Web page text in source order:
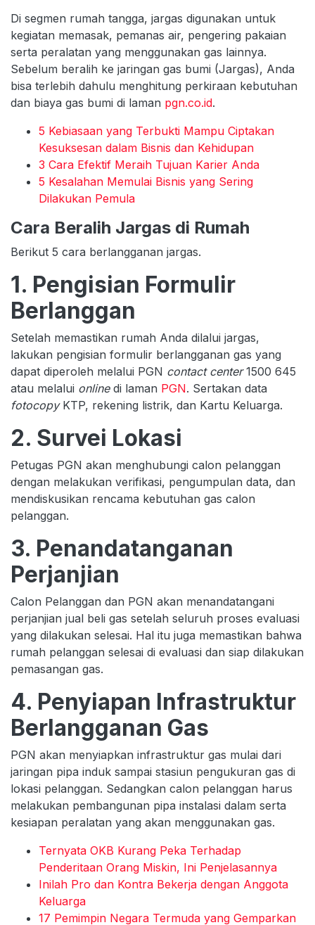
Di segmen rumah tangga, jargas digunakan untuk
kegiatan memasak, pemanas air, pengering pakaian
serta peralatan yang menggunakan gas lainnya.
Sebelum beralih ke jaringan gas bumi (Jargas), Anda
bisa terlebih dahulu menghitung perkiraan kebutuhan
dan biaya gas bumi di laman pgn.co.id.
5 Kebiasaan yang Terbukti Mampu Ciptakan
Kesuksesan dalam Bisnis dan Kehidupan
3 Cara Efektif Meraih Tujuan Karier Anda
5 Kesalahan Memulai Bisnis yang Sering
Dilakukan Pemula
Cara Beralih Jargas di Rumah
Berikut 5 cara berlangganan jargas.
1. Pengisian Formulir
Berlanggan
Setelah memastikan rumah Anda dilalui jargas,
lakukan pengisian formulir berlangganan gas yang
dapat diperoleh melalui PGN contact center1500 645
atau melalui online di laman PGN. Sertakan data
fotocopy KTP, rekening listrik, dan Kartu Keluarga.
2. Survei Lokasi
Petugas PGN akan menghubungi calon pelanggan
dengan melakukan verifikasi, pengumpulan data, dan
mendiskusikan rencama kebutuhan gas calon
pelanggan.
3. Penandatanganan
Perjanjian
Calon Pelanggan dan PGN akan menandatangani
perjanjian jual beli gas setelah seluruh proses evaluasi
yang dilakukan selesai. Hal itu juga memastikan bahwa
rumah pelanggan selesai di evaluasi dan siap dilakukan
pemasangan gas.
4. Penyiapan Infrastruktur
Berlangganan Gas
PGN akan menyiapkan infrastruktur gas mulai dari
jaringan pipa induk sampai stasiun pengukuran gas di
lokasi pelanggan. Sedangkan calon pelanggan harus
melakukan pembangunan pipa instalasi dalam serta
kesiapan peralatan yang akan menggunakan gas.
Ternyata OKB Kurang Peka Terhadap
Penderitaan Orang Miskin, Ini Penjelasannya
Inilah Pro dan Kontra Bekerja dengan Anggota
Keluarga
17 Pemimpin Negara Termuda yang Gemparkan